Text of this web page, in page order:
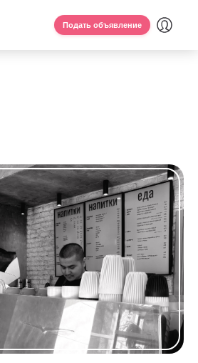
Подать объявление